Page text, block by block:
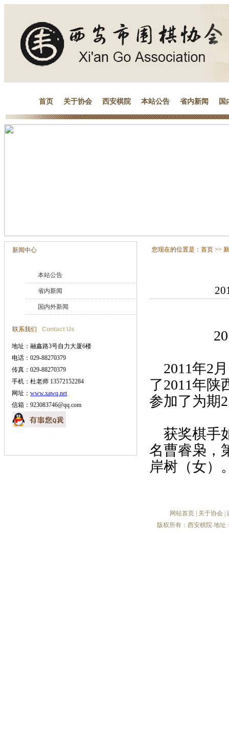
首页 关于协会 西安棋院 本站公告 省内新闻 国
新闻中心
本站公告
省内新闻
国内外新闻
联系我们 Contact Us
地址：融鑫路3号自力大厦6楼
电话：029-88270379
传真：029-88270379
手机：杜老师 13572152284
网址： www.xawq.net
信箱：923083746@qq.com
您现在的位置是： 首页 >>
2011
2011年2
了2011年陕
参加了为期
获奖棋手
名曹睿枭，
岸树（女）
网站首页 关于协会
版权所有：西安棋院 地址